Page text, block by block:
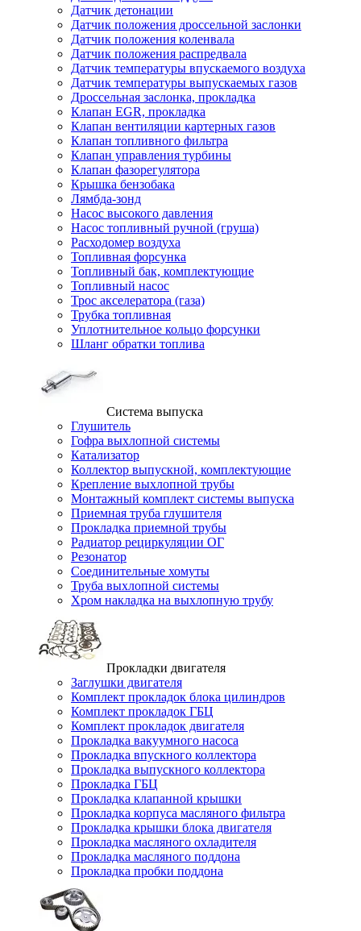
Датчик детонации
Датчик положения дроссельной заслонки
Датчик положения коленвала
Датчик положения распредвала
Датчик температуры впускаемого воздуха
Датчик температуры выпускаемых газов
Дроссельная заслонка, прокладка
Клапан EGR, прокладка
Клапан вентиляции картерных газов
Клапан топливного фильтра
Клапан управления турбины
Клапан фазорегулятора
Крышка бензобака
Лямбда-зонд
Насос высокого давления
Насос топливный ручной (груша)
Расходомер воздуха
Топливная форсунка
Топливный бак, комплектующие
Топливный насос
Трос акселератора (газа)
Трубка топливная
Уплотнительное кольцо форсунки
Шланг обратки топлива
Система выпуска
Глушитель
Гофра выхлопной системы
Катализатор
Коллектор выпускной, комплектующие
Крепление выхлопной трубы
Монтажный комплект системы выпуска
Приемная труба глушителя
Прокладка приемной трубы
Радиатор рециркуляции ОГ
Резонатор
Соединительные хомуты
Труба выхлопной системы
Хром накладка на выхлопную трубу
Прокладки двигателя
Заглушки двигателя
Комплект прокладок блока цилиндров
Комплект прокладок ГБЦ
Комплект прокладок двигателя
Прокладка вакуумного насоса
Прокладка впускного коллектора
Прокладка выпускного коллектора
Прокладка ГБЦ
Прокладка клапанной крышки
Прокладка корпуса масляного фильтра
Прокладка крышки блока двигателя
Прокладка масляного охладителя
Прокладка масляного поддона
Прокладка пробки поддона